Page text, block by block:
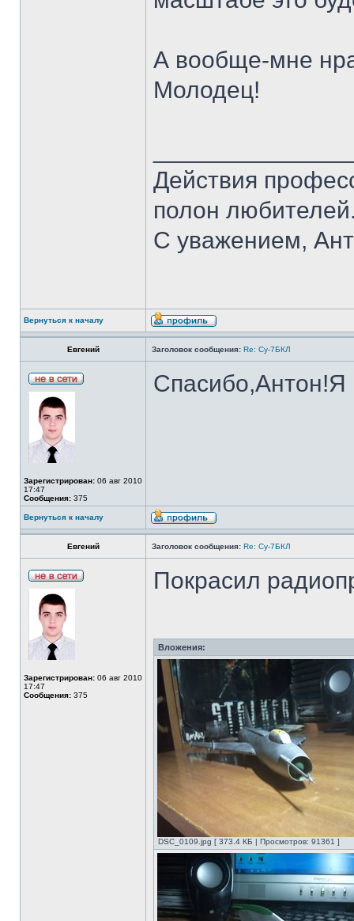
А вообще-мне
Молодец!
Действия
полон
С уважением,
Вернуться к началу
Евгений Заголовок сообщения: Re: Су-7БКЛ
Зарегистрирован: 06 авг 2010
17:47
Сообщения: 375
Спасибо,Антон!Я
Вернуться к началу
Евгений Заголовок сообщения: Re: Су-7БКЛ
Зарегистрирован: 06 авг 2010
17:47
Сообщения: 375
Покрасил
Вложения:
DSC_0109.jpg [ 373.4 КБ | Просмотров: 91361 ]